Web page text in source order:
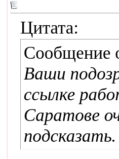
Цитата:
Сообщение
Ваши
ссылке
Саратове
подсказать.